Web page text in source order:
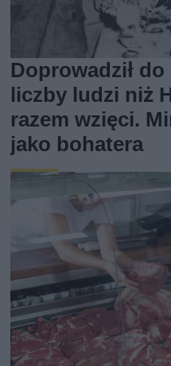
Doprowadził
liczby ludzi niż
razem wzięci.
jako bohatera